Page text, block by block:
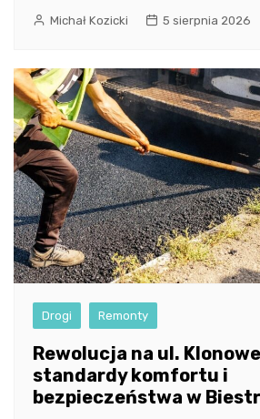
Michał Kozicki 5 sierpnia 2026
Drogi Remonty
Rewolucja na ul.
standardy komfortu i
bezpieczeństwa w